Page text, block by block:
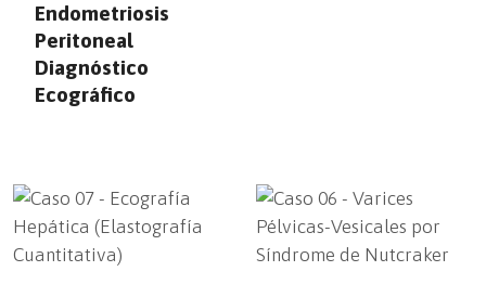
Endometriosis
Peritoneal
Diagnóstico
Ecográfico